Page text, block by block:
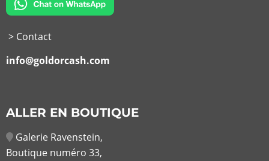
> Contact
info@goldorcash.com
ALLER EN BOUTIQUE
Galerie Ravenstein,
Boutique numéro 33,